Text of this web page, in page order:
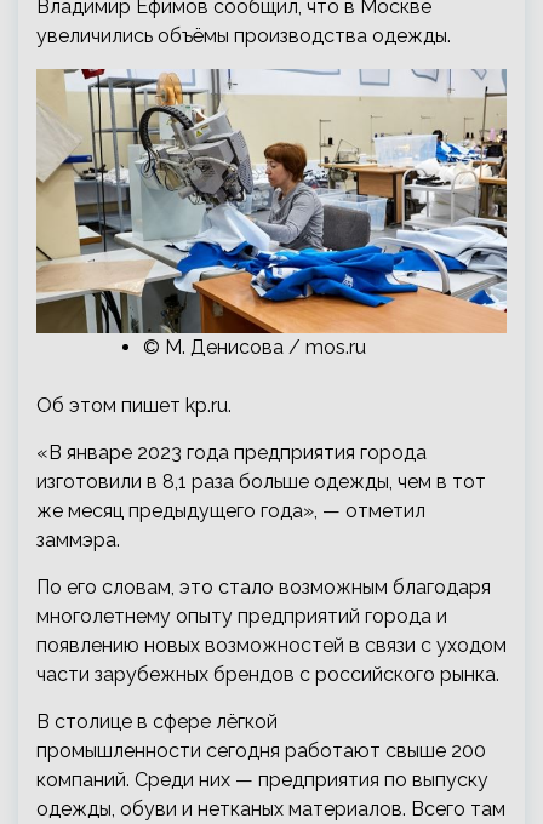
Владимир Ефимов сообщил, что в Москве
увеличились объёмы производства одежды.
© М. Денисова / mos.ru
Об этом пишет kp.ru.
«В январе 2023 года предприятия города
изготовили в 8,1 раза больше одежды, чем в тот
же месяц предыдущего года», — отметил
заммэра.
По его словам, это стало возможным благодаря
многолетнему опыту предприятий города и
появлению новых возможностей в связи с уходом
части зарубежных брендов с российского рынка.
В столице в сфере лёгкой
промышленности сегодня работают свыше 200
компаний. Среди них — предприятия по выпуску
одежды, обуви и нетканых материалов. Всего там